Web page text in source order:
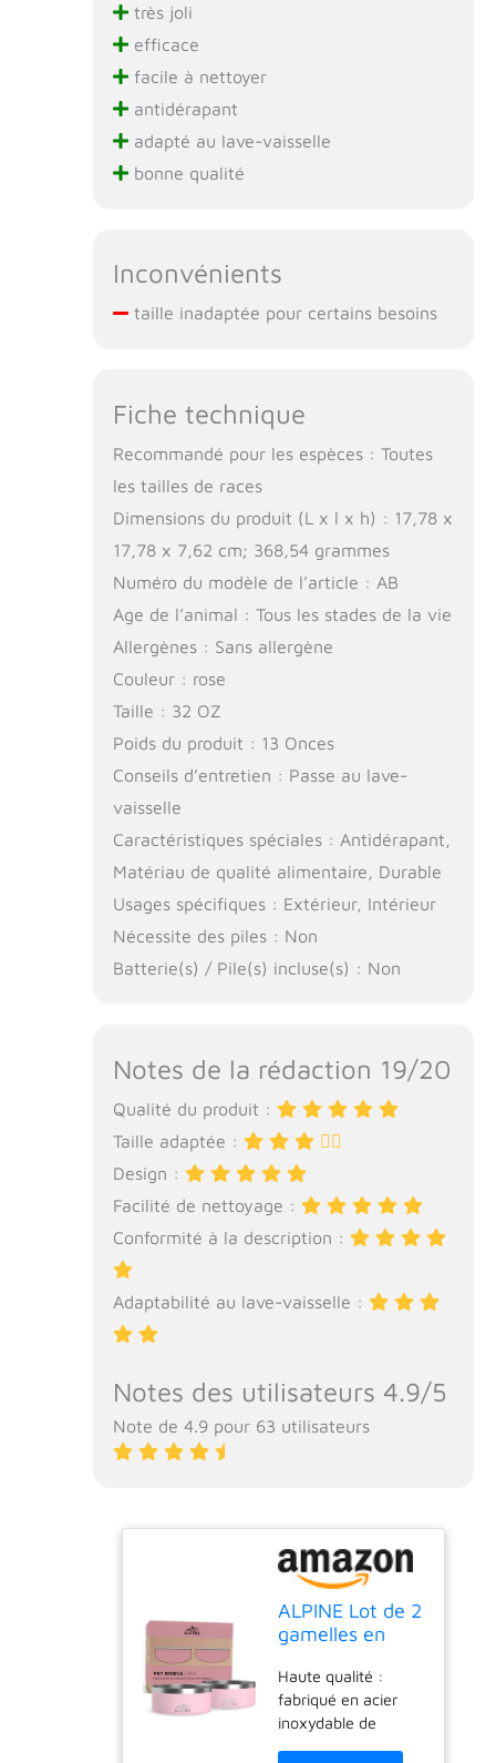
très joli
efficace
facile à nettoyer
antidérapant
adapté au lave-vaisselle
bonne qualité
Inconvénients
taille inadaptée pour certains besoins
Fiche technique
Recommandé pour les espèces : Toutes
les tailles de races
Dimensions du produit (L x l x h) : 17,78 x
17,78 x 7,62 cm; 368,54 grammes
Numéro du modèle de l’article : AB
Age de l’animal : Tous les stades de la vie
Allergènes : Sans allergène
Couleur : rose
Taille : 32 OZ
Poids du produit : 13 Onces
Conseils d’entretien : Passe au lave-
vaisselle
Caractéristiques spéciales : Antidérapant,
Matériau de qualité alimentaire, Durable
Usages spécifiques : Extérieur, Intérieur
Nécessite des piles : Non
Batterie(s) / Pile(s) incluse(s) : Non
Notes de la rédaction 19/20
Qualité du produit :
Taille adaptée :
Design :
Facilité de nettoyage :
Conformité à la description :
Adaptabilité au lave-vaisselle :
Notes des utilisateurs 4.9/5
Note de 4.9 pour 63 utilisateurs
ALPINE Lot de 2
gamelles en
Inoxydable pour
Chien,
antidérapantes,
gamelles en
Haute qualité :
fabriqué en acier
inoxydable de